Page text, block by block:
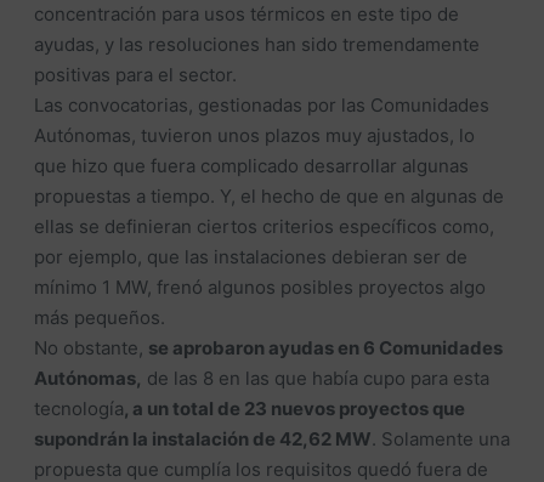
concentración para usos térmicos en este tipo de
ayudas, y las resoluciones han sido tremendamente
positivas para el sector.
Las convocatorias, gestionadas por las Comunidades
Autónomas, tuvieron unos plazos muy ajustados, lo
que hizo que fuera complicado desarrollar algunas
propuestas a tiempo. Y, el hecho de que en algunas de
ellas se definieran ciertos criterios específicos como,
por ejemplo, que las instalaciones debieran ser de
mínimo 1 MW, frenó algunos posibles proyectos algo
más pequeños.
No obstante, se aprobaron ayudas en 6 Comunidades
Autónomas, de las 8 en las que había cupo para esta
tecnología , a un total de 23 nuevos proyectos que
supondrán la instalación de 42,62 MW. Solamente una
propuesta que cumplía los requisitos quedó fuera de